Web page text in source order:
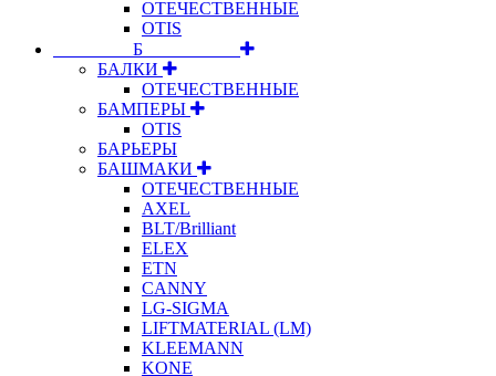
ОТЕЧЕСТВЕННЫЕ
OTIS
⠀⠀⠀⠀⠀⠀Б⠀⠀⠀⠀⠀⠀⠀
БАЛКИ
ОТЕЧЕСТВЕННЫЕ
БАМПЕРЫ
OTIS
БАРЬЕРЫ
БАШМАКИ
ОТЕЧЕСТВЕННЫЕ
AXEL
BLT/Brilliant
ELEX
ETN
CANNY
LG-SIGMA
LIFTMATERIAL (LM)
KLEEMANN
KONE